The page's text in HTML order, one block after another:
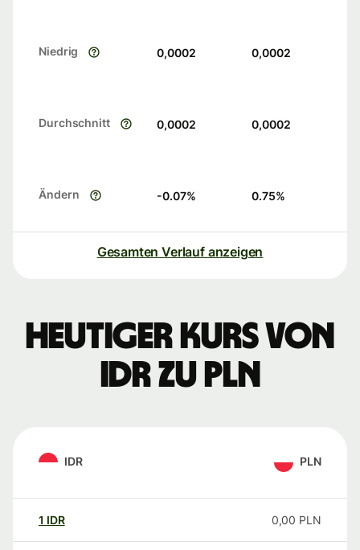
Niedrig 0,0002 0,0002
Durchschnitt 0,0002 0,0002
Ändern -0.07% 0.75%
Gesamten Verlauf anzeigen
Heutiger Kurs von
IDR zu PLN
IDR PLN
1 IDR 0,00 PLN